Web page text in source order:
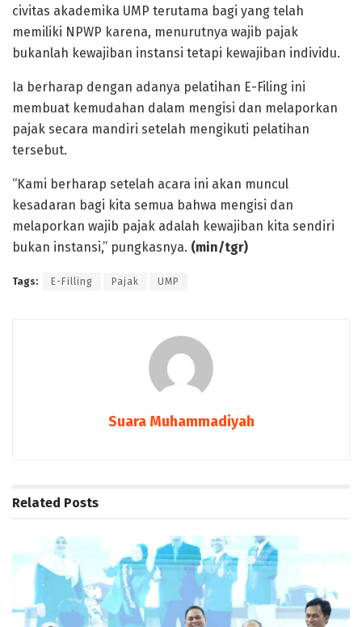
civitas akademika UMP terutama bagi yang telah
memiliki NPWP karena, menurutnya wajib pajak
bukanlah kewajiban instansi tetapi kewajiban individu.
Ia berharap dengan adanya pelatihan E-Filing ini
membuat kemudahan dalam mengisi dan melaporkan
pajak secara mandiri setelah mengikuti pelatihan
tersebut.
“Kami berharap setelah acara ini akan muncul
kesadaran bagi kita semua bahwa mengisi dan
melaporkan wajib pajak adalah kewajiban kita sendiri
bukan instansi,” pungkasnya. (min/tgr)
Tags: E-Filling Pajak UMP
Suara Muhammadiyah
Related Posts